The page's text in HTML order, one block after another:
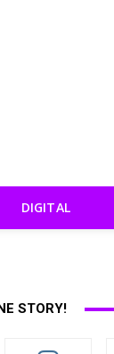
DIGITAL
STORY!